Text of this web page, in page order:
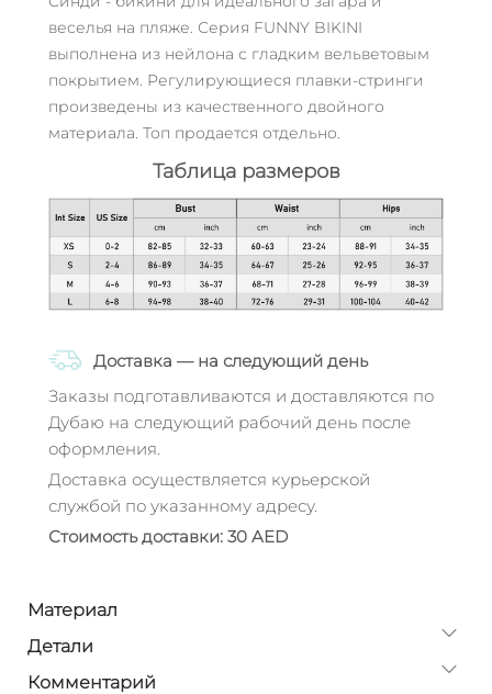
веселья на пляже. Серия FUNNY BIKINI
выполнена из нейлона с гладким вельветовым
покрытием. Регулирующиеся плавки-стринги
произведены из качественного двойного
материала. Топ продается отдельно.
Таблица размеров
Доставка — на следующий день
Заказы подготавливаются и доставляются по
Дубаю на следующий рабочий день после
оформления.
Доставка осуществляется курьерской
службой по указанному адресу.
Стоимость доставки: 30 AED
Материал
Детали
Комментарий